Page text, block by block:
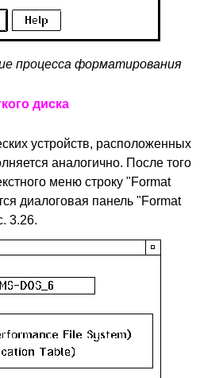
процесса форматирования
диска
устройств, расположенных
аналогично. После того
меню строку "Format
диалоговая панель "Format
3.26.